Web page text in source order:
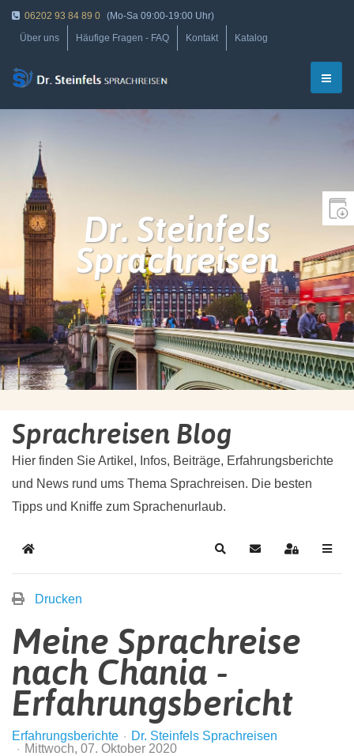
06202 93 84 89 0 (Mo-Sa 09:00-19:00 Uhr)
Über uns
Häufige Fragen - FAQ Kontakt Katalog
Dr. Steinfels
Sprachreisen
Sprachreisen Blog
Hier finden Sie Artikel, Infos, Beiträge, Erfahrungsberichte
und News rund ums Thema Sprachreisen. Die besten
Tipps und Kniffe zum Sprachenurlaub.
Drucken
Meine Sprachreise
nach Chania -
Erfahrungsbericht
Erfahrungsberichte
Dr. Steinfels Sprachreisen
Mittwoch, 07. Oktober 2020